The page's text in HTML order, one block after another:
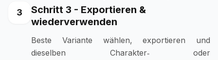
3
Schritt 3 - Exportieren &
wiederverwenden
Beste Variante wählen, exportieren und
dieselben Charakter‑ oder